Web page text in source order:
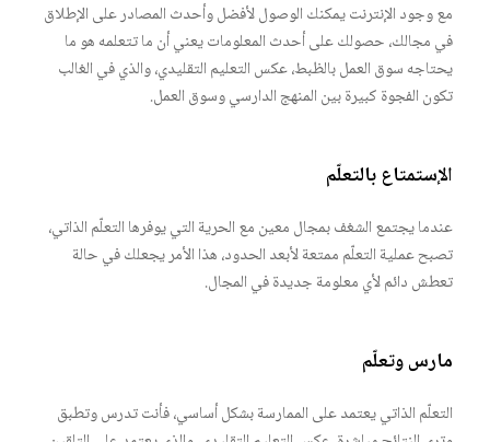
مع وجود الإنترنت يمكنك الوصول لأفضل وأحدث المصادر على الإطلاق
في مجالك، حصولك على أحدث المعلومات يعني أن ما تتعلمه هو ما
يحتاجه سوق العمل بالظبط، عكس التعليم التقليدي، والذي في الغالب
تكون الفجوة كبيرة بين المنهج الدارسي وسوق العمل.
الإستمتاع بالتعلّم
عندما يجتمع الشغف بمجال معين مع الحرية التي يوفرها التعلّم الذاتي،
تصبح عملية التعلّم ممتعة لأبعد الحدود، هذا الأمر يجعلك في حالة
تعطش دائم لأي معلومة جديدة في المجال.
مارس وتعلّم
التعلّم الذاتي يعتمد على الممارسة بشكل أساسي، فأنت تدرس وتطبق